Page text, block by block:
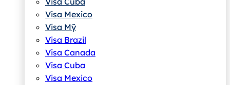
Visa Mexico
Visa Mỹ
Visa Brazil
Visa Canada
Visa Cuba
Visa Mexico